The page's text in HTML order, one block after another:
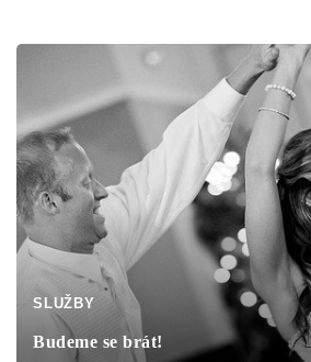
SLUŽBY
Budeme se brát!